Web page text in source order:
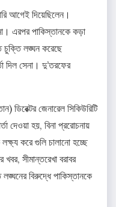
আগেই দিয়েছিলেন।
এরপর পাকিস্তানকে কড়া
চুক্তি লঙ্ঘন করেছে
দিল সেনা। দু’তরফের
ডিরেক্টর জেনারেল সিকিউরিটি
দেওয়া হয়, বিনা প্ররোচনায়
করে গুলি চালানো হচ্ছে
সীমান্তরেখা বরাবর
লঙ্ঘনের বিরুদ্ধে পাকিস্তানকে